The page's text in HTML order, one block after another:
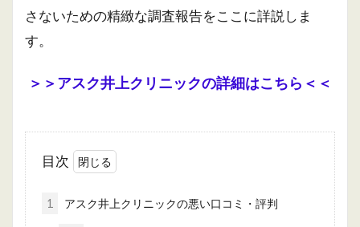
さないための精緻な調査報告をここに詳説しま
す。
＞＞アスク井上クリニックの詳細はこちら＜＜
目次
1 アスク井上クリニックの悪い口コミ・評判